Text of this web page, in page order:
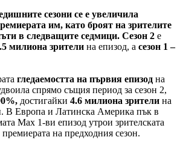
сезони се е увеличила
им, като броят на зрителите
в следващите седмици. Сезон 2 е
милиона зрители на епизод, а сезон 1 –
гледаемостта на първия епизод на
спрямо същия период за сезон 2,
достигайки 4.6 милиона зрители на
В Европа и Латинска Америка пък в
Max 1-ви епизод утрои зрителската
на предходния сезон.